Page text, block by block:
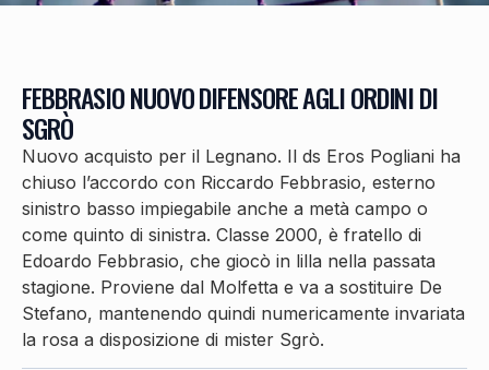
FEBBRASIO NUOVO DIFENSORE AGLI ORDINI DI
SGRÒ
Nuovo acquisto per il Legnano. Il ds Eros Pogliani ha
chiuso l’accordo con Riccardo Febbrasio, esterno
sinistro basso impiegabile anche a metà campo o
come quinto di sinistra. Classe 2000, è fratello di
Edoardo Febbrasio, che giocò in lilla nella passata
stagione. Proviene dal Molfetta e va a sostituire De
Stefano, mantenendo quindi numericamente invariata
la rosa a disposizione di mister Sgrò.